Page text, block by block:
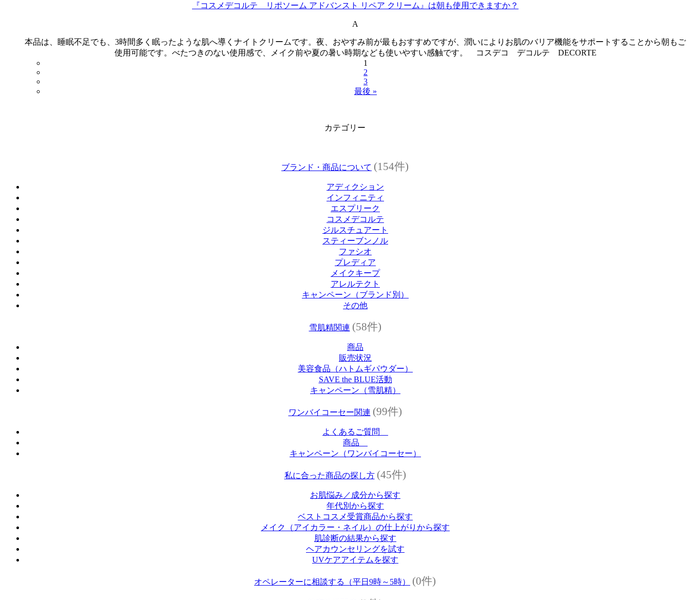
『コスメデコルテ リポソーム アドバンスト リペア クリーム』は朝も使用できますか？
A
本品は、睡眠不足でも、3時間多く眠ったような肌へ導くナイトクリームです。夜、おやすみ前が最もおすすめですが、潤いによりお肌のバリア機能をサポートすることから朝もご
使用可能です。べたつきのない使用感で、メイク前や夏の暑い時期なども使いやすい感触です。 コスデコ デコルテ DECORTE
1
2
3
最後 »
カテゴリー
ブランド・商品について (154件)
アディクション
インフィニティ
エスプリーク
コスメデコルテ
ジルスチュアート
スティーブンノル
ファシオ
プレディア
メイクキープ
アレルテクト
キャンペーン（ブランド別）
その他
雪肌精関連 (58件)
商品
販売状況
美容食品（ハトムギパウダー）
SAVE the BLUE活動
キャンペーン（雪肌精）
ワンバイコーセー関連 (99件)
よくあるご質問
商品
キャンペーン（ワンバイコーセー）
私に合った商品の探し方 (45件)
お肌悩み／成分から探す
年代別から探す
ベストコスメ受賞商品から探す
メイク（アイカラー・ネイル）の仕上がりから探す
肌診断の結果から探す
ヘアカウンセリングを試す
UVケアアイテムを探す
オペレーターに相談する（平日9時～5時） (0件)